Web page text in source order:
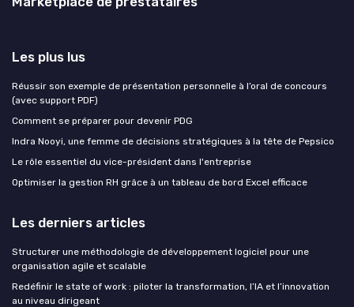
Les plus lus
Réussir son exemple de présentation personnelle à l’oral de concours
(avec support PDF)
Comment se préparer pour devenir PDG
Indra Nooyi, une femme de décisions stratégiques à la tête de Pepsico
Le rôle essentiel du vice-président dans l'entreprise
Optimiser la gestion RH grâce à un tableau de bord Excel efficace
Les derniers articles
Structurer une méthodologie de développement logiciel pour une
organisation agile et scalable
Redéfinir le state of work : piloter la transformation, l’IA et l’innovation
au niveau dirigeant